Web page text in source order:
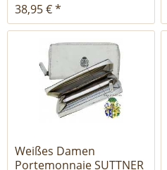
38,95 € *
Weißes Damen
Portemonnaie SUTTNER